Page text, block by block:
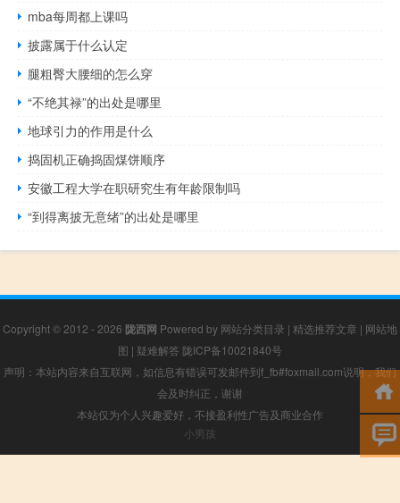
mba每周都上课吗
披露属于什么认定
腿粗臀大腰细的怎么穿
“不绝其禄”的出处是哪里
地球引力的作用是什么
捣固机正确捣固煤饼顺序
安徽工程大学在职研究生有年龄限制吗
“到得离披无意绪”的出处是哪里
Copyright © 2012 - 2026 陇西网 Powered by 网站分类目录 | 精选推荐文章 | 网站地
图 | 疑难解答 陇ICP备10021840号
声明：本站内容来自互联网，如信息有错误可发邮件到f_fb#foxmail.com说明，我们
会及时纠正，谢谢
本站仅为个人兴趣爱好，不接盈利性广告及商业合作
小男孩